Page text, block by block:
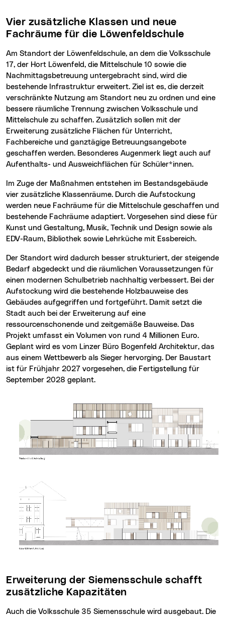
Vier zusätzliche Klassen und neue
Fachräume für die Löwenfeldschule
Am Standort der Löwenfeldschule, an dem die Volksschule
17, der Hort Löwenfeld, die Mittelschule 10 sowie die
Nachmittagsbetreuung untergebracht sind, wird die
bestehende Infrastruktur erweitert. Ziel ist es, die derzeit
verschränkte Nutzung am Standort neu zu ordnen und eine
bessere räumliche Trennung zwischen Volksschule und
Mittelschule zu schaffen. Zusätzlich sollen mit der
Erweiterung zusätzliche Flächen für Unterricht,
Fachbereiche und ganztägige Betreuungsangebote
geschaffen werden. Besonderes Augenmerk liegt auch auf
Aufenthalts- und Ausweichflächen für Schüler*innen.
vier zusätzliche Klassenräume. Durch die Aufstockung
werden neue Fachräume für die Mittelschule geschaffen und
bestehende Fachräume adaptiert. Vorgesehen sind diese für
Kunst und Gestaltung, Musik, Technik und Design sowie als
EDV-Raum, Bibliothek sowie Lehrküche mit Essbereich.
Der Standort wird dadurch besser strukturiert, der steigende
Bedarf abgedeckt und die räumlichen Voraussetzungen für
einen modernen Schulbetrieb nachhaltig verbessert. Bei der
Aufstockung wird die bestehende Holzbauweise des
Gebäudes aufgegriffen und fortgeführt. Damit setzt die
Stadt auch bei der Erweiterung auf eine
ressourcenschonende und zeitgemäße Bauweise. Das
Projekt umfasst ein Volumen von rund 4 Millionen Euro.
Geplant wird es vom Linzer Büro Bogenfeld Architektur, das
aus einem Wettbewerb als Sieger hervorging. Der Baustart
ist für Frühjahr 2027 vorgesehen, die Fertigstellung für
September 2028 geplant.
Erweiterung der Siemensschule schafft
zusätzliche Kapazitäten
Auch die Volksschule 35 Siemensschule wird ausgebaut. Die